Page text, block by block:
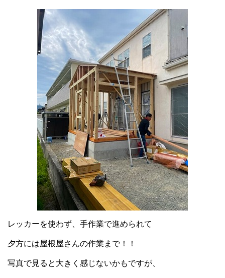
レッカーを使わず、手作業で進められて
夕方には屋根屋さんの作業まで！！
写真で見ると大きく感じないかもですが、